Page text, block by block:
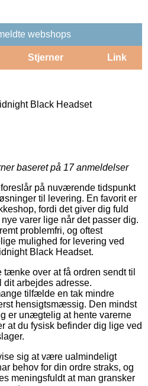
webshops
Stjerner Link
Black Headset
baseret på 17anmeldelser
på nuværende tidspunkt
til levering. En favorit er
fordi det giver dig fuld
varer lige når det passer dig.
problemfri, og oftest
mulighed for levering ved
Black Headset.
over at få ordren sendt til
arbejdes adresse.
tilfælde en tak mindre
hensigtsmæssig. Den mindst
er unægtelig at hente varerne
at du fysisk befinder dig lige ved
sig at være ualmindeligt
behov for din ordre straks, og
meningsfuldt at man gransker